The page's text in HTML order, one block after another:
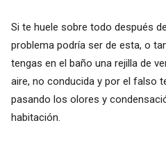
Si te huele sobre todo después
problema podría ser de esta, o
tengas en el baño una rejilla de
aire, no conducida y por el falso
pasando los olores y
habitación.